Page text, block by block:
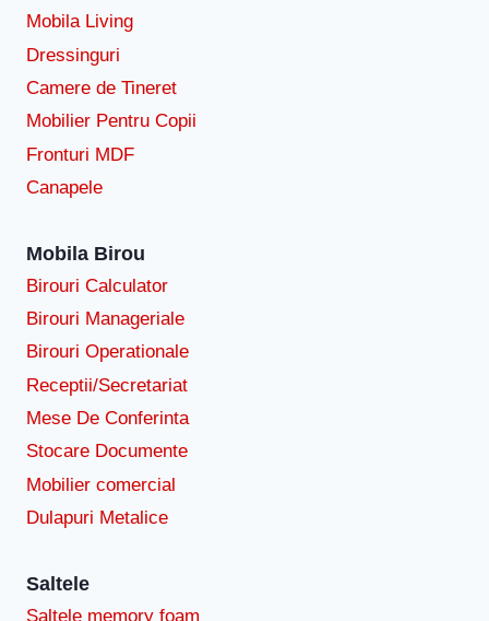
Mobila Living
Dressinguri
Camere de Tineret
Mobilier Pentru Copii
Fronturi MDF
Canapele
Mobila Birou
Birouri Calculator
Birouri Manageriale
Birouri Operationale
Receptii/Secretariat
Mese De Conferinta
Stocare Documente
Mobilier comercial
Dulapuri Metalice
Saltele
Saltele memory foam